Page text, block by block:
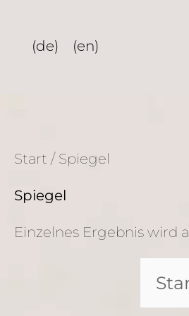
springen
(de) (en)
Start / Spiegel
Spiegel
Einzelnes Ergebnis wird